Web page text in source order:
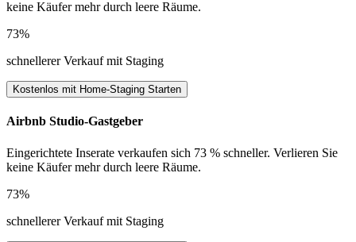
keine Käufer mehr durch leere Räume.
73%
schnellerer Verkauf mit Staging
Kostenlos mit Home-Staging Starten
Airbnb Studio-Gastgeber
Eingerichtete Inserate verkaufen sich 73 % schneller. Verlieren Sie
keine Käufer mehr durch leere Räume.
73%
schnellerer Verkauf mit Staging